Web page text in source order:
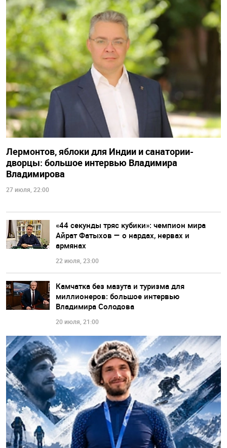
Лермонтов, яблоки для Индии и санатории-
дворцы: большое интервью Владимира
Владимирова
27 июля, 22:00
«44 секунды тряс кубики»: чемпион мира
Айрат Фатыхов — о нардах, нервах и
армянах
22 июля, 23:00
Камчатка без мазута и туризма для
миллионеров: большое интервью
Владимира Солодова
20 июля, 21:00